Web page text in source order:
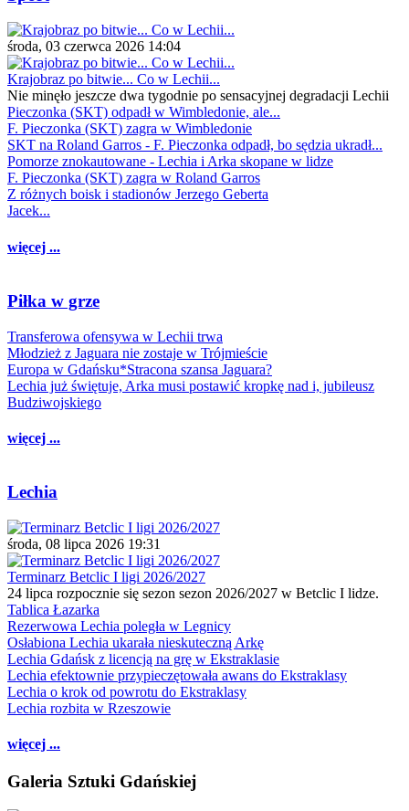
środa, 03 czerwca 2026 14:04
Krajobraz po bitwie... Co w Lechii...
Nie minęło jeszcze dwa tygodnie po sensacyjnej degradacji Lechii
Pieczonka (SKT) odpadł w Wimbledonie, ale...
F. Pieczonka (SKT) zagra w Wimbledonie
SKT na Roland Garros - F. Pieczonka odpadł, bo sędzia ukradł...
Pomorze znokautowane - Lechia i Arka skopane w lidze
F. Pieczonka (SKT) zagra w Roland Garros
Z różnych boisk i stadionów Jerzego Geberta
Jacek...
więcej ...
Piłka w grze
Transferowa ofensywa w Lechii trwa
Młodzież z Jaguara nie zostaje w Trójmieście
Europa w Gdańsku*Stracona szansa Jaguara?
Lechia już świętuje, Arka musi postawić kropkę nad i, jubileusz
Budziwojskiego
więcej ...
Lechia
środa, 08 lipca 2026 19:31
Terminarz Betclic I ligi 2026/2027
24 lipca rozpocznie się sezon sezon 2026/2027 w Betclic I lidze.
Tablica Łazarka
Rezerwowa Lechia poległa w Legnicy
Osłabiona Lechia ukarała nieskuteczną Arkę
Lechia Gdańsk z licencją na grę w Ekstraklasie
Lechia efektownie przypieczętowała awans do Ekstraklasy
Lechia o krok od powrotu do Ekstraklasy
Lechia rozbita w Rzeszowie
więcej ...
Galeria Sztuki Gdańskiej